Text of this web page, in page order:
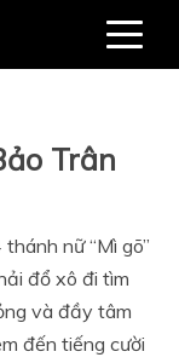
Trân
nữ “Mì gõ”
đổ xô đi tìm
và đầy tâm
đến tiếng cười